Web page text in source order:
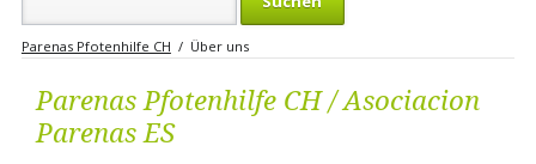
Parenas Pfotenhilfe CH Über uns
Parenas Pfotenhilfe CH / Asociacion
Parenas ES